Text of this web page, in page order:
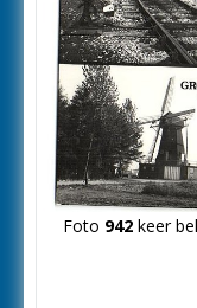
Foto 942keer